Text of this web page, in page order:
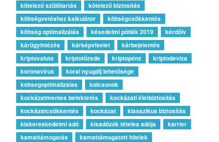
kötelező szülőtartás
kötelező biztosítás
költségvetéshez kalkulátor
költségcsökkentés
költség optimalizálás
késedelmi pótlék 2019
kérdőív
kárügyintézés
kárképviselet
kárbejelentés
kriptovaluta
kriptotőzsde kriptopénz
kriptodeviza
koronavírus
korai nyugdíj lehetősége
koltsegoptimalizalas
kolcsonok
kockázatmentes befektetés
kockázati életbiztosítás
kockázatcsökkentés
kockázat
klasszikus biztosítás
kiskereskedelmi adó
kisadózók tételes adója
karrier
kamattámogatás
kamattámogatott hitelek